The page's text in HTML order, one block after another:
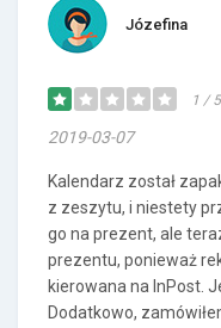
Józefina
1 / 5
2019-03-07
Kalendarz został
z zeszytu, i niestety
go na prezent, ale
prezentu, ponieważ
kierowana na InPost.
Dodatkowo,